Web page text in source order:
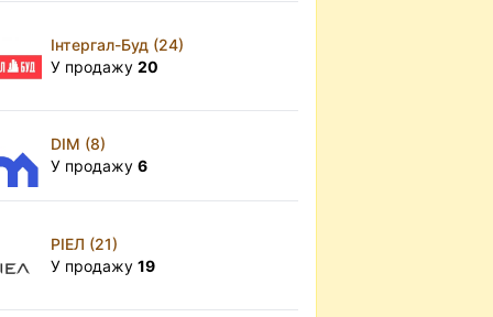
Інтергал-Буд (24)
У продажу20
DIM (8)
У продажу6
РІЕЛ (21)
У продажу19